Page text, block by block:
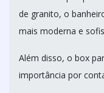
de granito, o
mais moderna e
Além disso, o box
importância por